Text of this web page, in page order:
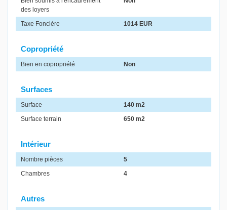
des loyers
Taxe Foncière 1014 EUR
Copropriété
Bien en copropriété Non
Surfaces
Surface
140 m2
Surface terrain
650 m2
Intérieur
Nombre pièces
5
Chambres
4
Autres